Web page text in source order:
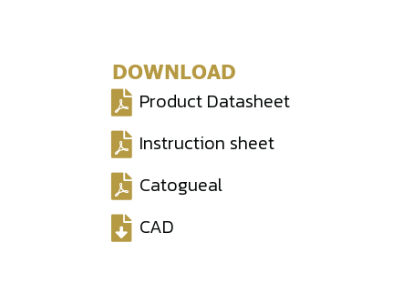
DOWNLOAD
Product Datasheet
Instruction sheet
Catogueal
CAD